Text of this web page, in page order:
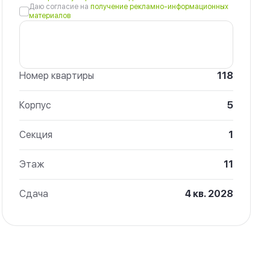
Даю согласие на получение рекламно-информационных
материалов
Номер квартиры 118
Корпус 5
Секция 1
Этаж 11
Сдача 4 кв. 2028